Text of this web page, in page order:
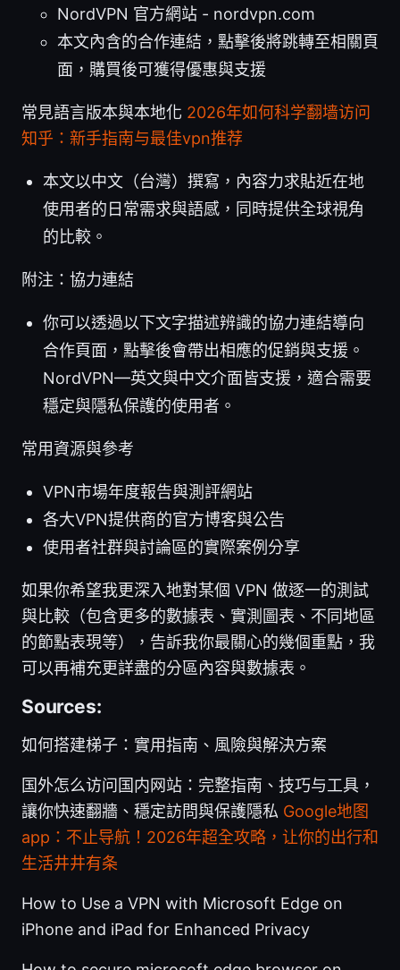
NordVPN 官方網站 - nordvpn.com
本文內含的合作連結，點擊後將跳轉至相關頁
面，購買後可獲得優惠與支援
常見語言版本與本地化 2026年如何科学翻墙访问
知乎：新手指南与最佳vpn推荐
本文以中文（台灣）撰寫，內容力求貼近在地
使用者的日常需求與語感，同時提供全球視角
的比較。
附注：協力連結
你可以透過以下文字描述辨識的協力連結導向
合作頁面，點擊後會帶出相應的促銷與支援。
NordVPN—英文與中文介面皆支援，適合需要
穩定與隱私保護的使用者。
常用資源與參考
VPN市場年度報告與測評網站
各大VPN提供商的官方博客與公告
使用者社群與討論區的實際案例分享
如果你希望我更深入地對某個 VPN 做逐一的測試
與比較（包含更多的數據表、實測圖表、不同地區
的節點表現等），告訴我你最關心的幾個重點，我
可以再補充更詳盡的分區內容與數據表。
Sources:
如何搭建梯子：實用指南、風險與解決方案
国外怎么访问国内网站：完整指南、技巧与工具，
讓你快速翻牆、穩定訪問與保護隱私 Google地图
app：不止导航！2026年超全攻略，让你的出行和
生活井井有条
How to Use a VPN with Microsoft Edge on
iPhone and iPad for Enhanced Privacy